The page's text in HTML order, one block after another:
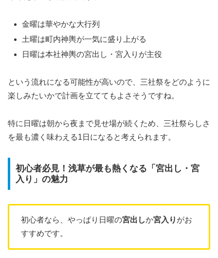
金曜は華やかな大行列
土曜は町内神輿が一気に盛り上がる
日曜は本社神輿の宮出し・宮入りが主役
という流れになる可能性が高いので、三社祭をどのように
楽しみたいかで計画を立ててもよさそうですね。
特に日曜は朝から夜まで見せ場が続くため、三社祭らしさ
を最も濃く味わえる1日になると考えられます。
初心者必見！浅草が最も熱くなる「宮出し・宮
入り」の魅力
初心者なら、やっぱり日曜の宮出しか宮入り がお
すすめです。